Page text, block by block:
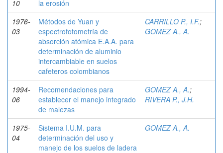
10
la erosión
1976-
03
Métodos de Yuan y
espectrofotometría de
absorción atómica E.A.A. para
determinación de aluminio
intercambiable en suelos
cafeteros colombianos
CARRILLO P., I.F.;
GOMEZ A., A.
1994-
06
Recomendaciones para
establecer el manejo integrado
de malezas
GOMEZ A., A.;
RIVERA P., J.H.
1975-
04
Sistema I.U.M. para
determinación del uso y
manejo de los suelos de ladera
GOMEZ A., A.